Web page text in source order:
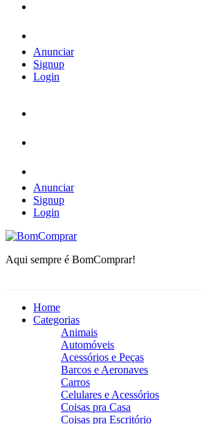
Anunciar
Signup
Login
Anunciar
Signup
Login
BomComprar
Aqui sempre é BomComprar!
Home
Categorias
Animais
Automóveis
Acessórios e Peças
Barcos e Aeronaves
Carros
Celulares e Acessórios
Coisas pra Casa
Coisas pra Escritório